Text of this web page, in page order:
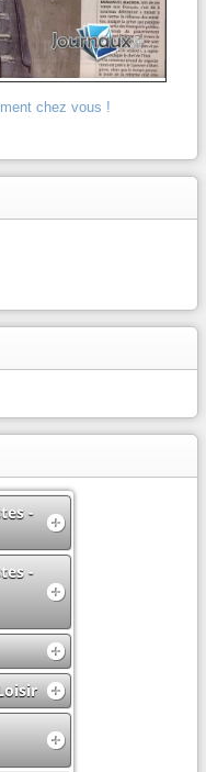
chez vous !
-
-